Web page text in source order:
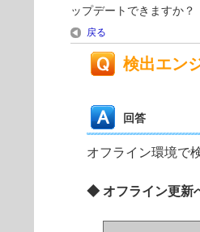
ップデートできますか？
戻る
検出エン
回答
オフライン環境で
◆ オフライン更新